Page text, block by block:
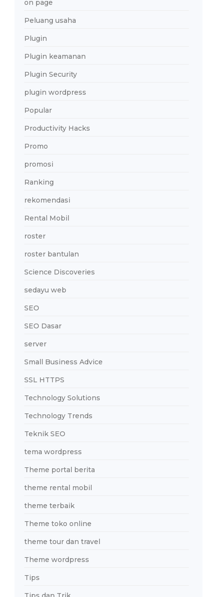
on page
Peluang usaha
Plugin
Plugin keamanan
Plugin Security
plugin wordpress
Popular
Productivity Hacks
Promo
promosi
Ranking
rekomendasi
Rental Mobil
roster
roster bantulan
Science Discoveries
sedayu web
SEO
SEO Dasar
server
Small Business Advice
SSL HTTPS
Technology Solutions
Technology Trends
Teknik SEO
tema wordpress
Theme portal berita
theme rental mobil
theme terbaik
Theme toko online
theme tour dan travel
Theme wordpress
Tips